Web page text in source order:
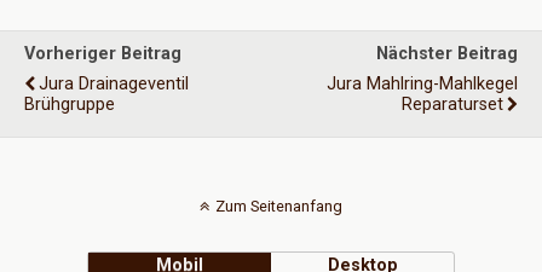
Vorheriger Beitrag
Jura Drainageventil
Brühgruppe
Nächster Beitrag
Jura Mahlring-Mahlkegel
Reparaturset
Zum Seitenanfang
Mobil Desktop